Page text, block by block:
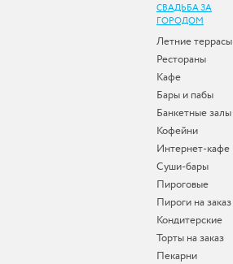
СВАДЬБА ЗА
ГОРОДОМ
Летние террасы
Рестораны
Кафе
Бары и пабы
Банкетные залы
Кофейни
Интернет-кафе
Суши-бары
Пироговые
Пироги на заказ
Кондитерские
Торты на заказ
Пекарни